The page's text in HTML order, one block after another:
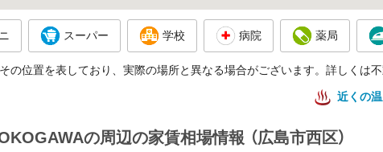
スーパー 学校 病院 薬局
の位置を表しており、実際の場所と異なる場合がございます。詳しくは
近くの
の周辺の家賃相場情報 （広島市西区）